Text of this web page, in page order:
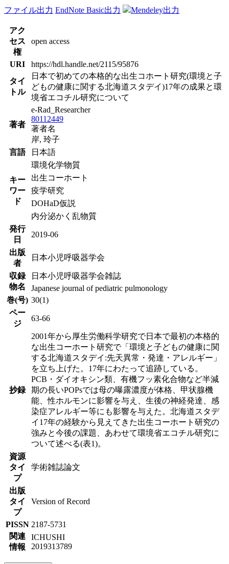
ファイル出力 EndNote Basic出力 Mendeley出力
アク
セス
権
open access
URI
https://hdl.handle.net/2115/95876
タイ
トル
日本で初めての本格的な出生コホート研究(環境と子
どもの健康に関する北海道スタデイ)17年の成果と環
境省エコチル研究について
著者
e-Rad_Researcher
80112449
著者名
岸, 玲子
言語
日本語
キー
ワー
ド
環境化学物質
出生コーホート
疫学研究
DOHaD仮説
内分泌かく乱物質
発行
日
2019-06
出版
者
日本小児呼吸器学会
収録
物名
日本小児呼吸器学会雑誌
Japanese journal of pediatric pulmonology
巻(号) 30(1)
ペー
ジ
63-66
抄録
2001年から厚生労働科学研究で日本で最初の本格的
な出生コーホート研究で「環境と子どもの健康に関
する北海道スタデイ:先天異常・発達・アレルギー」
を立ち上げた。17年にわたって追跡している。
PCB・ダイオキシン類、有機フッ素化合物など半減
期の長いPOPsでは母の曝露濃度が体格、甲状腺機
能、性ホルモンに影響を与え、生後の神経発達、感
染症アレルギー等にも影響を与えた。北海道スタデ
イ17年の経験から見えてきた出生コーホート研究の
強みと今後の課題、あわせて環境省エコチル研究に
ついて述べる(表1)。
資源
タイ
プ
学術雑誌論文
出版
タイ
プ
Version of Record
PISSN 2187-5731
関連
情報
ICHUSHI
2019313789